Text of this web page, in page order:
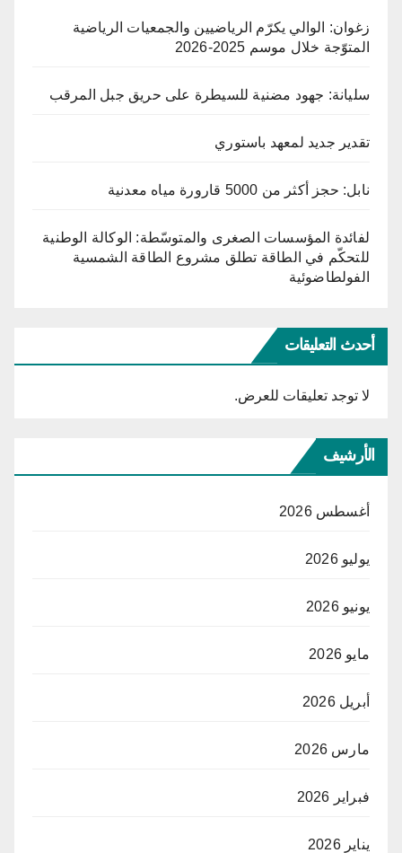
زغوان: الوالي يكرّم الرياضيين والجمعيات الرياضية
المتوّجة خلال موسم 2025-2026
سليانة: جهود مضنية للسيطرة على حريق جبل المرقب
تقدير جديد لمعهد باستوري
نابل: حجز أكثر من 5000 قارورة مياه معدنية
لفائدة المؤسسات الصغرى والمتوسّطة: الوكالة الوطنية
للتحكّم في الطاقة تطلق مشروع الطاقة الشمسية
الفولطاضوئية
أحدث التعليقات
لا توجد تعليقات للعرض.
الأرشيف
أغسطس 2026
يوليو 2026
يونيو 2026
مايو 2026
أبريل 2026
مارس 2026
فبراير 2026
يناير 2026